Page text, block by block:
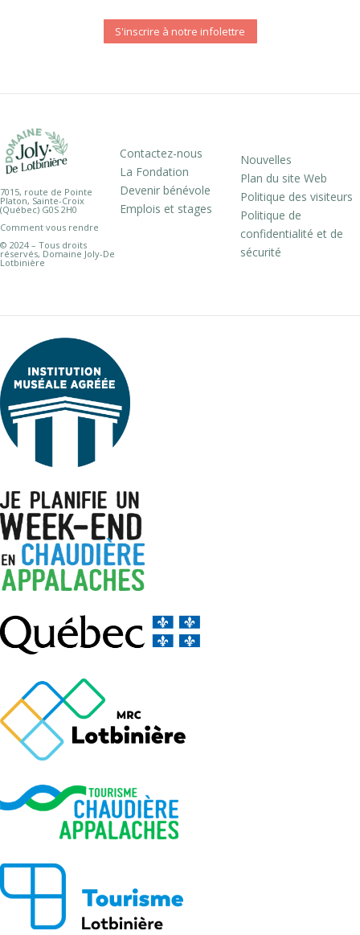
S'inscrire à notre infolettre
7015, route de Pointe
Platon, Sainte-Croix
(Québec) G0S 2H0
Comment vous rendre
© 2024 – Tous droits
réservés, Domaine Joly-De
Lotbinière
Contactez-nous
La Fondation
Devenir bénévole
Emplois et stages
Nouvelles
Plan du site Web
Politique des visiteurs
Politique de
confidentialité et de
sécurité